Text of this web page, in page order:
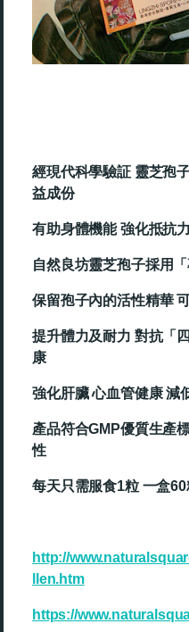
經現代科學驗証 靈芝孢
益成份
有助身體機能 強化抵抗
自然良坊靈芝孢子採用
保留孢子內的活性精華
提升體力及耐力 對抗「
康
強化肝臟 心血管健康 減
產品符合GMP優質生產
性
每天只需服食1粒 一盒
http://
llen.htm
https://